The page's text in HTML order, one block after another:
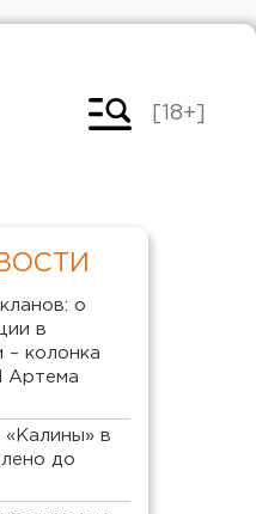
[18+]
о
в
– колонка
Артема
«Калины» в
до